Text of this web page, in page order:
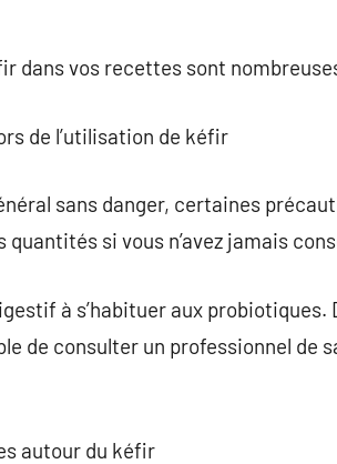
dans vos recettes sont
de l’utilisation de kéfir
sans danger, certaines
si vous n’avez jamais
à s’habituer aux probiotiques.
de consulter un professionnel de
autour du kéfir